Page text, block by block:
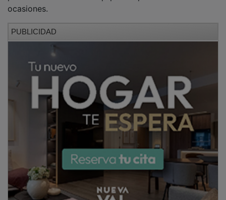
El Cacereño solicitó la intervención del VAR ante un
posible penalti por mano, pero el colegiado descartó
la infracción. Amador atrapó un remate de Diego
Gómez a menos de un cuarto de hora de la
conclusión. El siguiente partido del Deportivo también
será de visitante, el 2 de mayo contra el Real Avilés.
PUBLICIDAD